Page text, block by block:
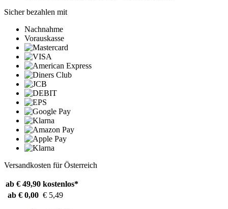
Sicher bezahlen mit
Nachnahme
Vorauskasse
Versandkosten für Österreich
ab € 49,90 kostenlos*
ab € 0,00 € 5,49